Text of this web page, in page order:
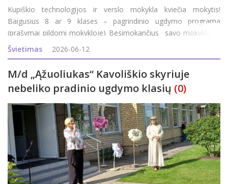
Kupiškio technologijos ir verslo mokykla kviečia mokytis!
Baigusius 8 ar 9 klases – pagrindinio ugdymo programa
(prašymai pildomi mokykloje) Besimokančius savo mokyklos /
gimnazijos 11-12 (III-IV) klasėse - profesinio mokymo modulis.
Baigusius 10 klasių ir įgijusius pagr
Švietimas 2026-06-12
M/d „Ąžuoliukas“ Kavoliškio skyriuje
nebeliko pradinio ugdymo klasių (0)